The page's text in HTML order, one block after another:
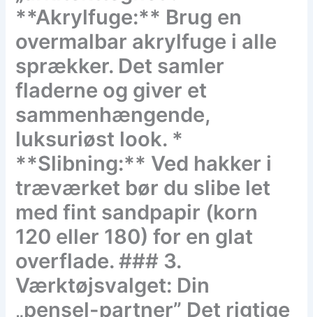
**Akrylfuge:** Brug en
overmalbar akrylfuge i alle
sprækker. Det samler
fladerne og giver et
sammenhængende,
luksuriøst look. *
**Slibning:** Ved hakker i
træværket bør du slibe let
med fint sandpapir (korn
120 eller 180) for en glat
overflade. ### 3.
Værktøjsvalget: Din
„pensel-partner” Det rigtige